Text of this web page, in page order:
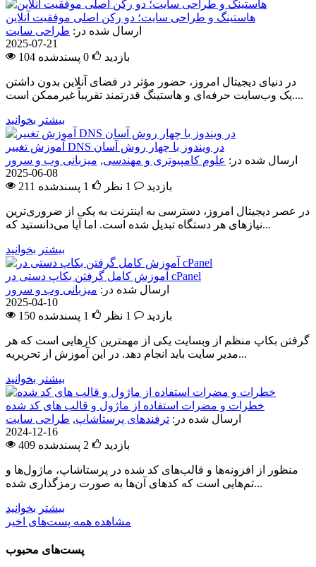
هاستینگ و طراحی سایت؛ دو رکن اصلی موفقیت آنلاین
ارسال شده در: طراحی سایت
2025-07-21
104 بازدید
0 پسندشده
در دنیای دیجیتال امروز، حضور مؤثر در فضای آنلاین بدون داشتن
یک وب‌سایت حرفه‌ای و هاستینگ قدرتمند تقریباً غیرممکن است....
بیشتر بخوانید
آموزش تغییر DNS در ویندوز با چهار روش آسان
ارسال شده در: علوم کامپیوتری و مهندسی, میزبانی وب و سرور
2025-06-08
211 بازدید
1 نظر 1 پسندشده
در عصر دیجیتال امروز، دسترسی به اینترنت به یکی از ضروری‌ترین
نیازهای هر دستگاه تبدیل شده است. اما آیا می‌دانستید که...
بیشتر بخوانید
آموزش کامل گرفتن بکاپ دستی در cPanel
ارسال شده در: میزبانی وب و سرور
2025-04-10
150 بازدید
1 نظر 1 پسندشده
گرفتن بکاپ منظم از وبسایت یکی از مهمترین کارهایی است که هر
مدیر سایت باید انجام دهد. در این آموزش از تحریریه...
بیشتر بخوانید
خطرات و مضرات استفاده از ماژول و قالب های کد شده
ارسال شده در: ترفندهای پرستاشاپ, طراحی سایت
2024-12-16
409 بازدید
2 پسندشده
منظور از افزونه‌ها و قالب‌های کد شده در پرستاشاپ، ماژول‌ها و
تم‌هایی است که کدهای آن‌ها به صورت رمزگذاری شده...
بیشتر بخوانید
مشاهده همه پست‌های اخیر
پست‌های محبوب